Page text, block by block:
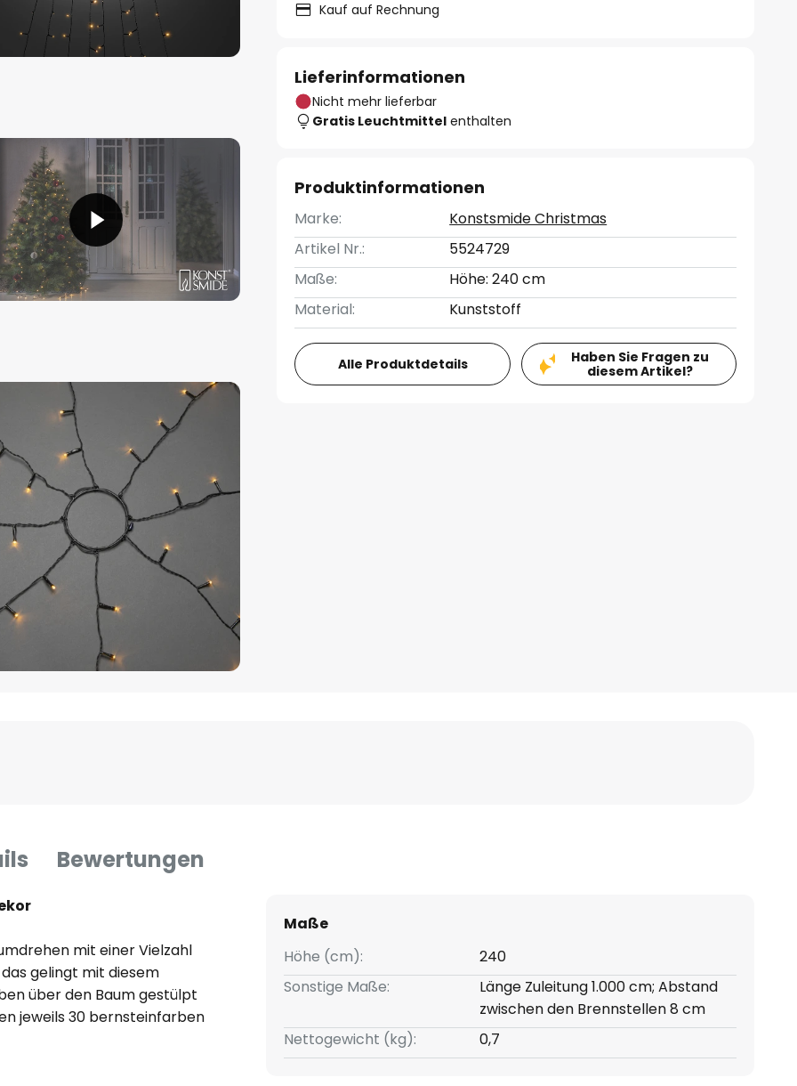
Kauf auf Rechnung
Lieferinformationen
Nicht mehr lieferbar
Gratis Leuchtmittel enthalten
Produktinformationen
Marke:
Konstsmide Christmas
Artikel Nr.:
5524729
Maße:
Höhe: 240 cm
Material:
Kunststoff
Alle Produktdetails
Haben Sie Fragen zu
diesem Artikel?
Bewertungen
mit einer Vielzahl
gelingt mit diesem
über den Baum gestülpt
jeweils 30 bernsteinfarben
Maße
Höhe (cm):
240
Sonstige Maße:
Länge Zuleitung 1.000 cm; Abstand
zwischen den Brennstellen 8 cm
Nettogewicht (kg):
0,7